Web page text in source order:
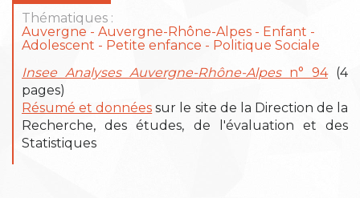
Thématiques :
Auvergne
Auvergne-Rhône-Alpes
Enfant -
Adolescent
Petite enfance
Politique Sociale
Insee Analyses Auvergne-Rhône-Alpesn° 94(4
pages)
Résumé et données sur le site de la Direction de la
Recherche, des études, de l'évaluation et des
Statistiques